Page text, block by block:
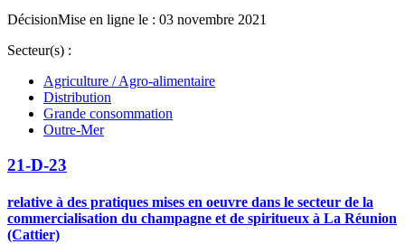
DécisionMise en ligne le : 03 novembre 2021
Secteur(s) :
Agriculture / Agro-alimentaire
Distribution
Grande consommation
Outre-Mer
21-D-23
relative à des pratiques mises en oeuvre dans le secteur de la
commercialisation du champagne et de spiritueux à La Réunion
(Cattier)